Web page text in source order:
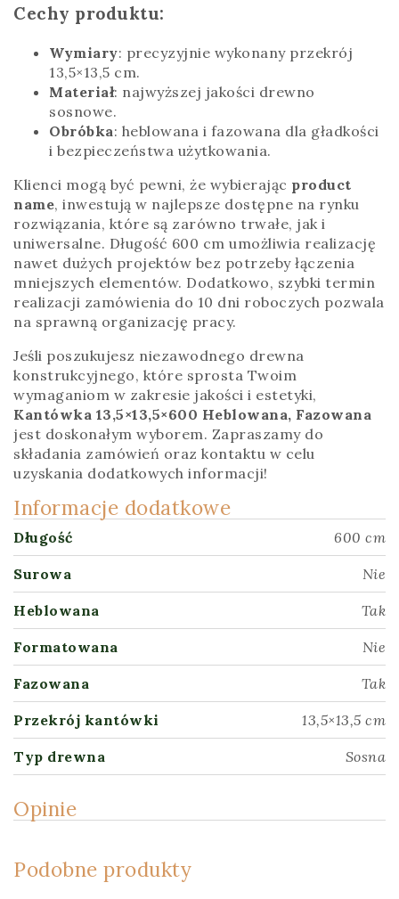
Cechy produktu:
Wymiary: precyzyjnie wykonany przekrój
13,5×13,5 cm.
Materiał: najwyższej jakości drewno
sosnowe.
Obróbka: heblowana i fazowana dla gładkości
i bezpieczeństwa użytkowania.
Klienci mogą być pewni, że wybierając product
name, inwestują w najlepsze dostępne na rynku
rozwiązania, które są zarówno trwałe, jak i
uniwersalne. Długość 600 cm umożliwia realizację
nawet dużych projektów bez potrzeby łączenia
mniejszych elementów. Dodatkowo, szybki termin
realizacji zamówienia do 10 dni roboczych pozwala
na sprawną organizację pracy.
Jeśli poszukujesz niezawodnego drewna
konstrukcyjnego, które sprosta Twoim
wymaganiom w zakresie jakości i estetyki,
Kantówka 13,5×13,5×600 Heblowana, Fazowana
jest doskonałym wyborem. Zapraszamy do
składania zamówień oraz kontaktu w celu
uzyskania dodatkowych informacji!
Informacje dodatkowe
Długość 600 cm
Surowa Nie
Heblowana Tak
Formatowana Nie
Fazowana Tak
Przekrój kantówki 13,5×13,5 cm
Typ drewna Sosna
Opinie
Podobne produkty